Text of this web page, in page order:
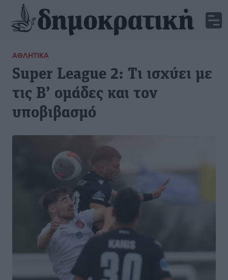
ΑΘΛΗΤΙΚΆ
Super League 2: Τι ισχύει με
τις Β’ ομάδες και τον
υποβιβασμό